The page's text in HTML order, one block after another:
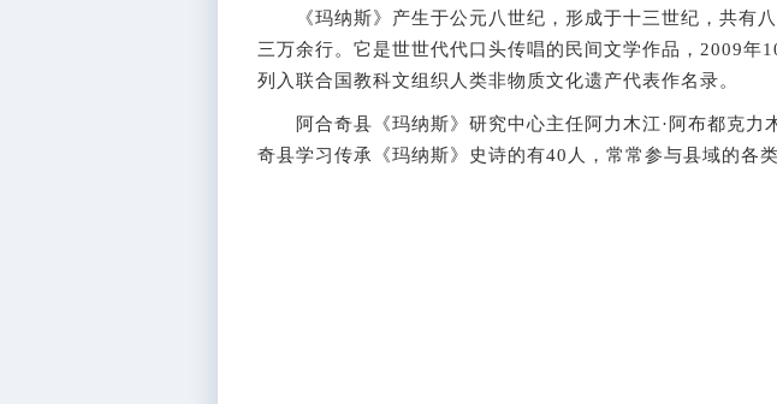
《玛纳斯》产生于公元八世纪，形成于十三世纪，共有八
三万余行。它是世世代代口头传唱的民间文学作品，2009年
列入联合国教科文组织人类非物质文化遗产代表作名录。
阿合奇县《玛纳斯》研究中心主任阿力木江·阿布都克力
奇县学习传承《玛纳斯》史诗的有40人，常常参与县域的各